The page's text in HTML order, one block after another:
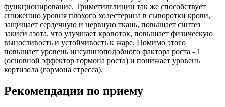
функционирование. Триметилглицин так же способствует
снижению уровня плохого холестерина в сыворотки крови,
защищает сердечную и нервную ткань, повышает синтез
закиси азота, что улучшает кровоток, повышает физическую
выносливость и устойчивость к жаре. Помимо этого
повышает уровень инсулиноподобного фактора роста - 1
(основной эффектор гормона роста) и понижает уровень
кортизола (гормона стресса).
Рекомендации по приему